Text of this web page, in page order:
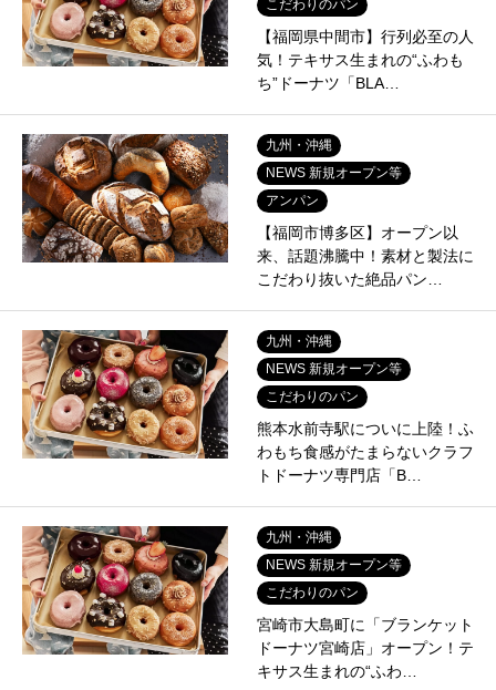
こだわりのパン
【福岡県中間市】行列必至の人
気！テキサス生まれの“ふわも
ち”ドーナツ「BLA…
九州・沖縄
NEWS 新規オープン等
アンパン
【福岡市博多区】オープン以
来、話題沸騰中！素材と製法に
こだわり抜いた絶品パン…
九州・沖縄
NEWS 新規オープン等
こだわりのパン
熊本水前寺駅についに上陸！ふ
わもち食感がたまらないクラフ
トドーナツ専門店「B…
九州・沖縄
NEWS 新規オープン等
こだわりのパン
宮崎市大島町に「ブランケット
ドーナツ宮崎店」オープン！テ
キサス生まれの“ふわ…